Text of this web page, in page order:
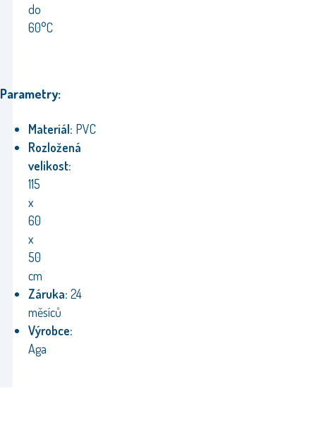
do
60°C
Parametry:
Materiál: PVC
Rozložená
velikost:
115
x
60
x
50
cm
Záruka: 24
měsíců
Výrobce:
Aga